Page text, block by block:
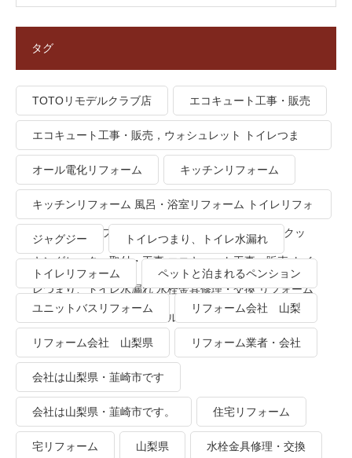
タグ
TOTOリモデルクラブ店 エコキュート工事・販売
エコキュート工事・販売，ウォシュレット トイレつま
り、トイレ水漏れ
オール電化リフォーム キッチンリフォーム
キッチンリフォーム 風呂・浴室リフォーム トイレリフォ
ーム 洗面所リフォーム オール電化リフォーム ＩＨクッ
キングヒーター取付・工事 エコキュート工事・販売 トイ
レつまり、トイレ水漏れ 水栓金具修理・交換 リフォーム
業者・会社 ＴＯＴＯリモデルクラブ
ジャグジー トイレつまり、トイレ水漏れ
トイレリフォーム ペットと泊まれるペンション
ユニットバスリフォーム リフォーム会社 山梨
リフォーム会社 山梨県 リフォーム業者・会社
会社は山梨県・韮崎市です
会社は山梨県・韮崎市です。 住宅リフォーム
宅リフォーム 山梨県 水栓金具修理・交換